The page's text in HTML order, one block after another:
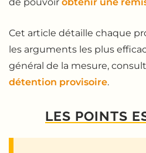
Cet article détaille chaque
les arguments les plus
général de la mesure,
détention provisoire.
LES POINTS